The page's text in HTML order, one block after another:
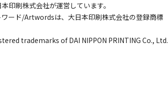
印刷株式会社が運営しています。
ード/Artwordsは、大日本印刷株式会社の登録商標
trademarks of DAI NIPPON PRINTING Co., Ltd.